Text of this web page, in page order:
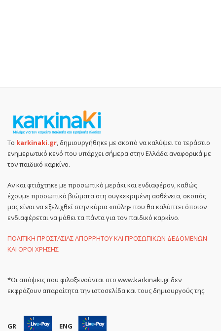
Το karkinaki.gr , δημιουργήθηκε με σκοπό να καλύψει το τεράστιο
ενημερωτικό κενό που υπάρχει σήμερα στην Ελλάδα αναφορικά με
τον παιδικό καρκίνο.
Αν και φτιάχτηκε με προσωπικό μεράκι και ενδιαφέρον, καθώς
έχουμε προσωπικά βιώματα στη συγκεκριμένη ασθένεια, σκοπός
μας είναι να εξελιχθεί στην κύρια «πύλη» που θα καλύπτει όποιον
ενδιαφέρεται να μάθει τα πάντα για τον παιδικό καρκίνο.
ΠΟΛΙΤΙΚΗ ΠΡΟΣΤΑΣΙΑΣ ΑΠΟΡΡΗΤΟΥ ΚΑΙ ΠΡΟΣΩΠΙΚΩΝ ΔΕΔΟΜΕΝΩΝ
ΚΑΙ ΟΡΟΙ ΧΡΗΣΗΣ
*Οι απόψεις που φιλοξενούνται στο www.karkinaki.gr δεν
εκφράζουν απαραίτητα την ιστοσελίδα και τους δημιουργούς της.
GR ENG